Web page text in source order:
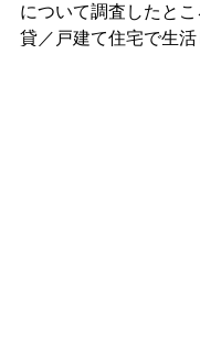
について調査したと
貸／戸建て住宅で生